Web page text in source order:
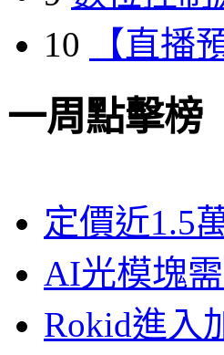
10
【直播
一周點擊榜
定價近1.5
AI光模塊
Rokid進入